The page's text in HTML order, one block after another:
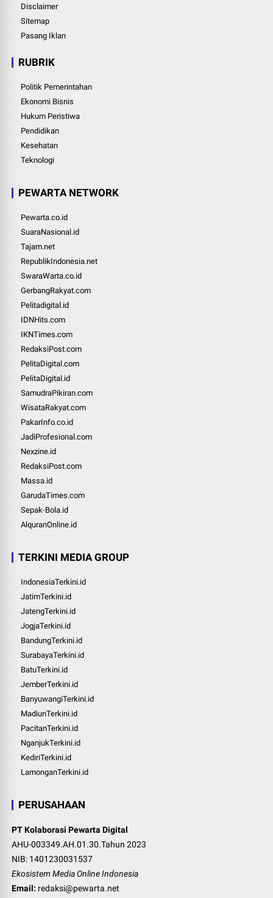
Disclaimer
Sitemap
Pasang Iklan
RUBRIK
Politik Pemerintahan
Ekonomi Bisnis
Hukum Peristiwa
Pendidikan
Kesehatan
Teknologi
PEWARTA NETWORK
Pewarta.co.id
SuaraNasional.id
Tajam.net
RepublikIndonesia.net
SwaraWarta.co.id
GerbangRakyat.com
Pelitadigital.id
IDNHits.com
IKNTimes.com
RedaksiPost.com
PelitaDigital.com
PelitaDigital.id
SamudraPikiran.com
WisataRakyat.com
PakarInfo.co.id
JadiProfesional.com
Nexzine.id
RedaksiPost.com
Massa.id
GarudaTimes.com
Sepak-Bola.id
AlquranOnline.id
TERKINI MEDIA GROUP
IndonesiaTerkini.id
JatimTerkini.id
JatengTerkini.id
JogjaTerkini.id
BandungTerkini.id
SurabayaTerkini.id
BatuTerkini.id
JemberTerkini.id
BanyuwangiTerkini.id
MadiunTerkini.id
PacitanTerkini.id
NganjukTerkini.id
KediriTerkini.id
LamonganTerkini.id
PERUSAHAAN
PT Kolaborasi Pewarta Digital
AHU-003349.AH.01.30.Tahun 2023
NIB: 1401230031537
Ekosistem Media Online Indonesia
Email: redaksi@pewarta.net